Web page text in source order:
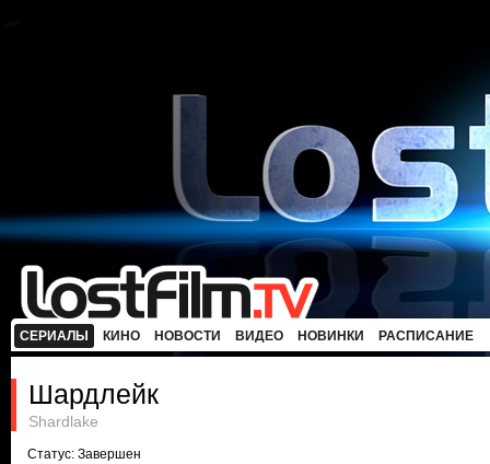
СЕРИАЛЫ КИНО НОВОСТИ ВИДЕО НОВИНКИ РАСПИСАНИЕ
Шардлейк
Shardlake
Статус: Завершен